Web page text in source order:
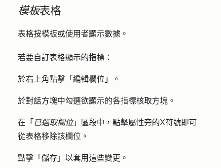
模板表格
表格按模板或使用者顯示數據。
若要自訂表格顯示的指標：
於右上角點擊「 編輯欄位 」。
於對話方塊中勾選欲顯示的各指標核取方塊。
在「 已選取欄位」區段中，點擊屬性旁的X符號即可
從表格移除該欄位。
點擊「 儲存 」以套用這些變更。